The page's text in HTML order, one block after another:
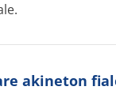
akineton